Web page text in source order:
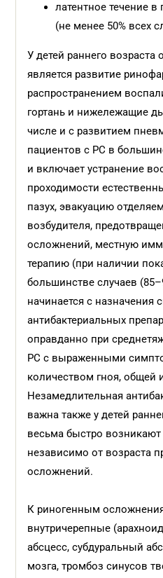
латентное течение
(не менее 50% всех
У детей раннего возраста
является развитие
распространением
гортань и нижележащие
числе и с развитием
пациентов с РС в
и включает устранение
проходимости
пазух, эвакуацию
возбудителя,
осложнений, местную
терапию (при наличии
большинстве случаев
начинается с назначения
антибактериальных
оправданно при
РС с выраженными
количеством гноя, общей
Незамедлительная
важна также у детей
весьма быстро
независимо от возраста
осложнений.
К риногенным
внутричерепные
абсцесс, субдуральный
мозга, тромбоз синусов